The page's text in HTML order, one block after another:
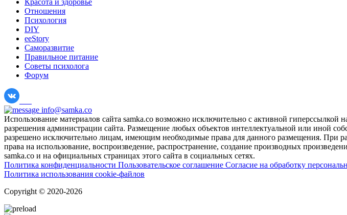
Красота и здоровье
Отношения
Психология
DIY
ееStory
Саморазвитие
Правильное питание
Советы психолога
Форум
info@samka.co
Использование материалов сайта samka.co возможно исключительно с активной
разрешения администрации сайта. Размещение любых объектов интеллектуальной или иной
разрешено исключительно лицам, имеющим необходимые права для данного размещения. При
права на использование, воспроизведение, распространение, создание производных
samka.co и на официальных страницах этого сайта в социальных сетях.
Политика конфиденциальности Пользовательское соглашение Согласие на обработку
Политика использования cookie-файлов
Copyright © 2020-2026